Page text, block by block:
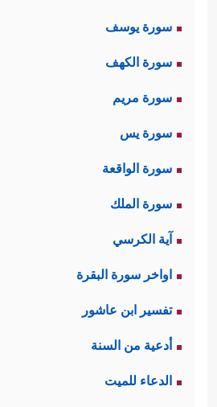
سورة يوسف
سورة الكهف
سورة مريم
سورة يس
سورة الواقعة
سورة الملك
آية الكرسي
اواخر سورة البقرة
تفسير ابن عاشور
أدعية من السنة
الدعاء للميت